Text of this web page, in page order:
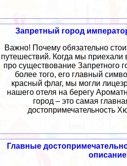
Запретный город
Важно! Почему обязательно
путешествий. Когда мы
про существование Запретного
более того, его главный
красный флаг, мы могли
нашего отеля на берегу
город – это самая
достопримечательность
Главные
описание